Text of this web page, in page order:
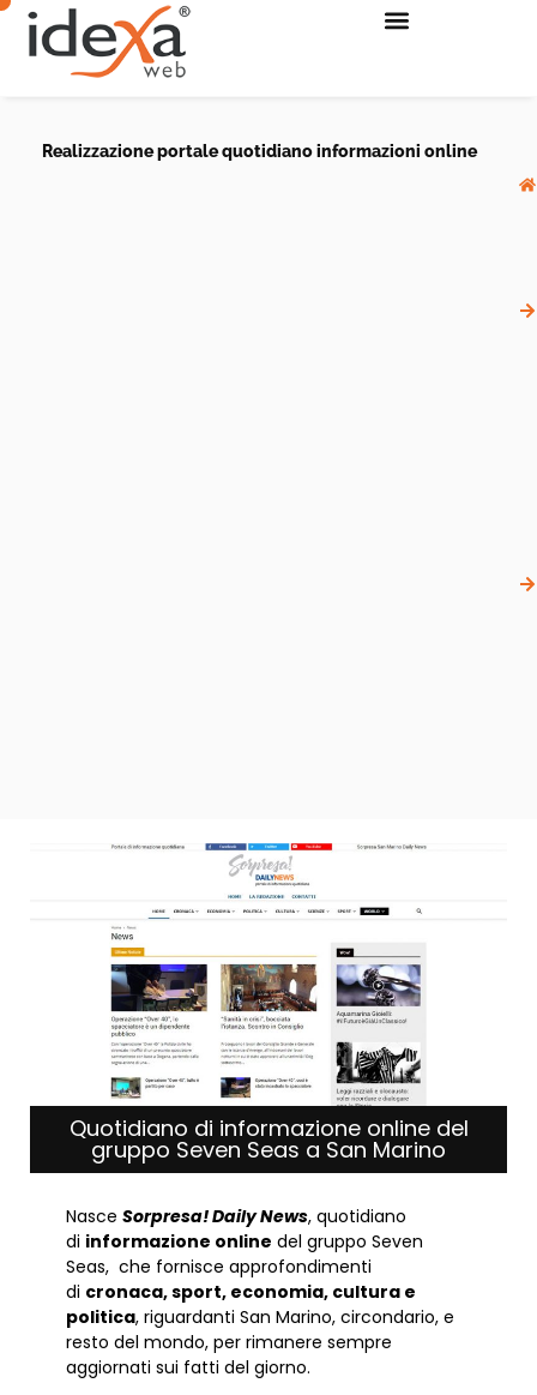
Realizzazione portale quotidiano informazioni online
Quotidiano di informazione online del
gruppo Seven Seas a San Marino
Nasce Sorpresa! Daily News, quotidiano
di informazione online del gruppo Seven
Seas, che fornisce approfondimenti
di cronaca, sport, economia, cultura e
politica, riguardanti San Marino, circondario, e
resto del mondo, per rimanere sempre
aggiornati sui fatti del giorno.